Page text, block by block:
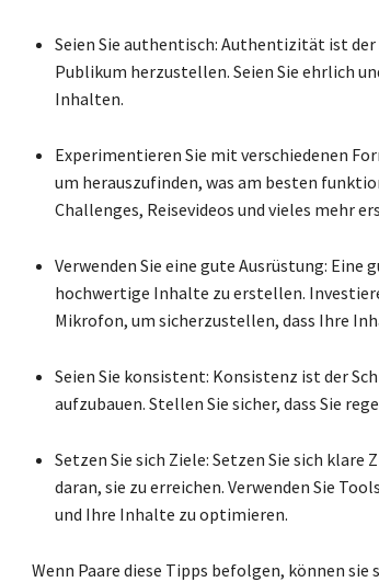
Seien Sie authentisch: Authentizität ist
Publikum herzustellen. Seien Sie ehrlich
Inhalten.
Experimentieren Sie mit verschiedenen
um herauszufinden, was am besten
Challenges, Reisevideos und vieles mehr
Verwenden Sie eine gute Ausrüstung:
hochwertige Inhalte zu erstellen.
Mikrofon, um sicherzustellen, dass Ihre
Seien Sie konsistent: Konsistenz ist der
aufzubauen. Stellen Sie sicher, dass Sie
Setzen Sie sich Ziele: Setzen Sie sich
daran, sie zu erreichen. Verwenden Sie
und Ihre Inhalte zu optimieren.
Wenn Paare diese Tipps befolgen, können